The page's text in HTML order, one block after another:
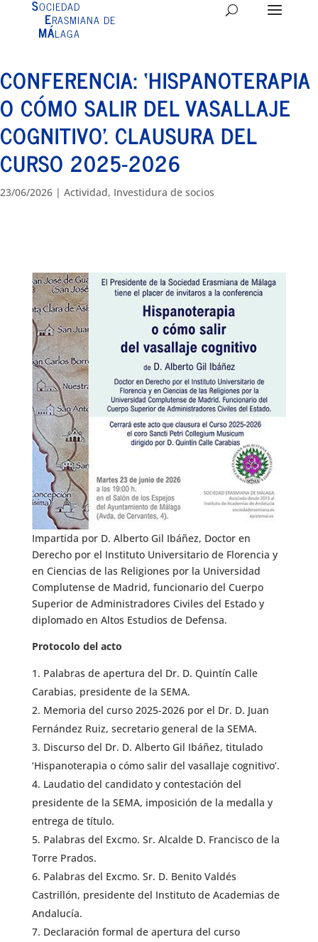
SOCIEDAD
ERASMIANA DE
MÁLAGA
CONFERENCIA: ‘HISPANOTERAPIA
O CÓMO SALIR DEL VASALLAJE
COGNITIVO’. CLAUSURA DEL
CURSO 2025-2026
23/06/2026 | Actividad, Investidura de socios
Impartida por D. Alberto Gil Ibáñez, Doctor en
Derecho por el Instituto Universitario de Florencia y
en Ciencias de las Religiones por la Universidad
Complutense de Madrid, funcionario del Cuerpo
Superior de Administradores Civiles del Estado y
diplomado en Altos Estudios de Defensa.
Protocolo del acto
Palabras de apertura del Dr. D. Quintín Calle
Carabias, presidente de la SEMA.
Memoria del curso 2025-2026 por el Dr. D. Juan
Fernández Ruiz, secretario general de la SEMA.
Discurso del Dr. D. Alberto Gil Ibáñez, titulado
‘Hispanoterapia o cómo salir del vasallaje cognitivo’.
Laudatio del candidato y contestación del
presidente de la SEMA, imposición de la medalla y
entrega de título.
Palabras del Excmo. Sr. Alcalde D. Francisco de la
Torre Prados.
Palabras del Excmo. Sr. D. Benito Valdés
Castrillón, presidente del Instituto de Academias de
Andalucía.
Declaración formal de apertura del curso